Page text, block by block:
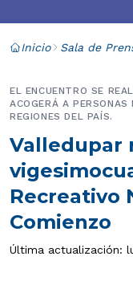
Inicio Sala de
Valledupar
Recreativo
Comienzo
EL ENCUENTRO SE
ACOGERÁ A PERSONAS
REGIONES DEL PAÍS.
Última actualización: